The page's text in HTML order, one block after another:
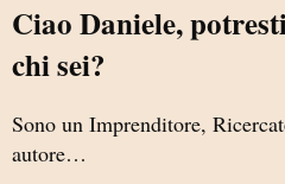
Ciao Daniele,
chi sei?
Sono un Imprenditore,
autore…